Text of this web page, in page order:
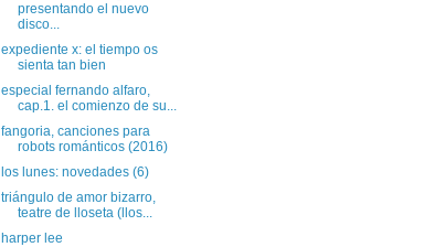
presentando el nuevo
disco...
expediente x: el tiempo os
sienta tan bien
especial fernando alfaro,
cap.1. el comienzo de su...
fangoria, canciones para
robots románticos (2016)
los lunes: novedades (6)
triángulo de amor bizarro,
teatre de lloseta (llos...
harper lee